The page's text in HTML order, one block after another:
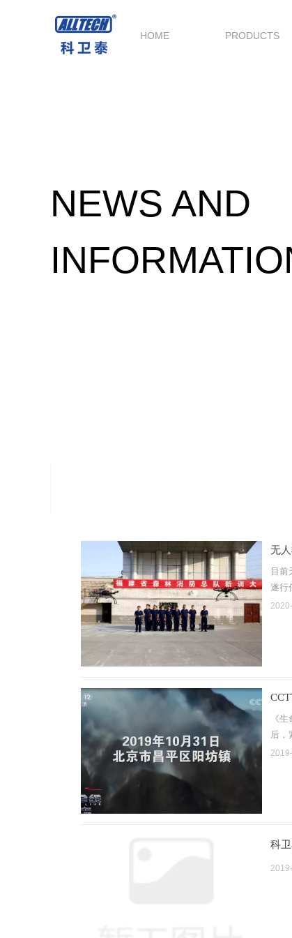
HOME PRODUCTS
NEWS AND
无
目
遂行
《
后，
科